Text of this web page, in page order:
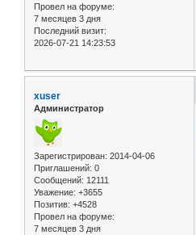
Провел на форуме:
7 месяцев 3 дня
Последний визит:
2026-07-21 14:23:53
xuser
Администратор
Зарегистрирован: 2014-04-06
Приглашений: 0
Сообщений: 12111
Уважение: +3655
Позитив: +4528
Провел на форуме:
7 месяцев 3 дня